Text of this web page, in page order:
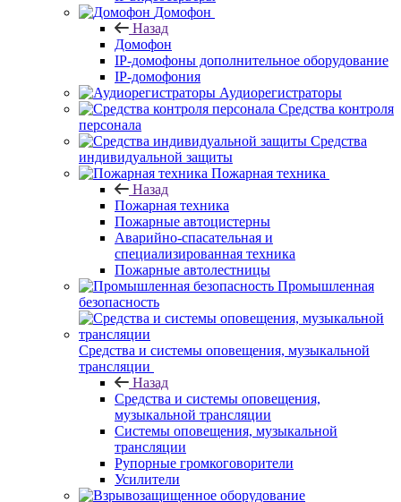
Домофон
Назад
Домофон
IP-домофоны дополнительное оборудование
IP-домофония
Аудиорегистраторы
Средства контроля
персонала
Средства
индивидуальной защиты
Пожарная техника
Назад
Пожарная техника
Пожарные автоцистерны
Аварийно-спасательная и
специализированная техника
Пожарные автолестницы
Промышленная
безопасность
Средства и системы оповещения, музыкальной
трансляции
Назад
Средства и системы оповещения,
музыкальной трансляции
Системы оповещения, музыкальной
трансляции
Рупорные громкоговорители
Усилители